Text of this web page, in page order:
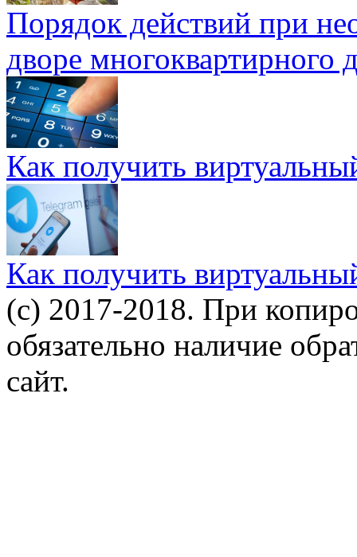
Порядок действий при
дворе многоквартирного
Как получить
Как получить
(c) 2017-2018. При
обязательно наличие
сайт.